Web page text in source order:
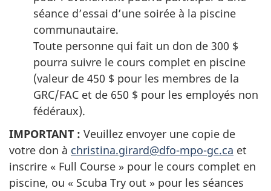
séance d’essai d’une soirée à la piscine
communautaire.
Toute personne qui fait un don de 300 $
pourra suivre le cours complet en piscine
(valeur de 450 $ pour les membres de la
GRC/FAC et de 650 $ pour les employés non
fédéraux).
IMPORTANT : Veuillez envoyer une copie de
votre don à christina.girard@dfo-mpo-gc.ca et
inscrire « Full Course » pour le cours complet en
piscine, ou « Scuba Try out » pour les séances